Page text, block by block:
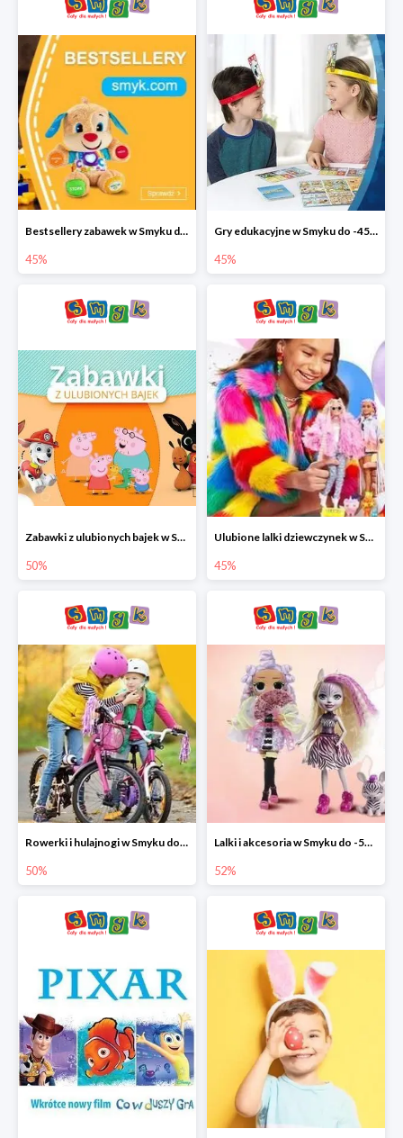
Bestsellery zabawek w Smyku do -45%
45%
Gry edukacyjne w Smyku do -45%
45%
Zabawki z ulubionych bajek w Smyku do -50%
50%
Ulubione lalki dziewczynek w Smyku do -45%
45%
Rowerki i hulajnogi w Smyku do -50%
50%
Lalki i akcesoria w Smyku do -52%
52%